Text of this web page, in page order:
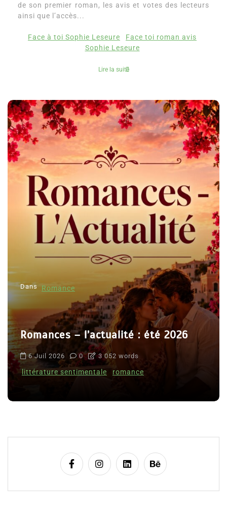
de son premier roman, les avis et votes des lecteurs
ainsi que l’accès...
Face à toi Sophie Leseure
Face toi roman avis
Sophie Leseure
Lire la suite
Dans Romance
Romances – l’actualité : été 2026
6 Juil 2026 0 3 052 words
littérature sentimentale romance